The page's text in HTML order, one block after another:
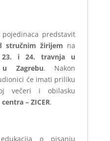
predstavit
stručnim žirijem na
23. i 24. travnja u
u Zagrebu. Nakon
će imati priliku
večeri i obilasku
– ZICER.
o pisanju